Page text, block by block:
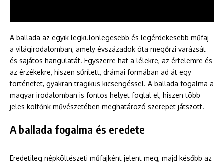
A ballada az egyik legkülönlegesebb és legérdekesebb műfaj
a világirodalomban, amely évszázadok óta megőrzi varázsát
és sajátos hangulatát. Egyszerre hat a lélekre, az értelemre és
az érzékekre, hiszen sűrített, drámai formában ad át egy
történetet, gyakran tragikus kicsengéssel. A ballada fogalma a
magyar irodalomban is fontos helyet foglal el, hiszen több
jeles költőnk művészetében meghatározó szerepet játszott.
A ballada fogalma és eredete
Eredetileg népköltészeti műfajként jelent meg, majd később az